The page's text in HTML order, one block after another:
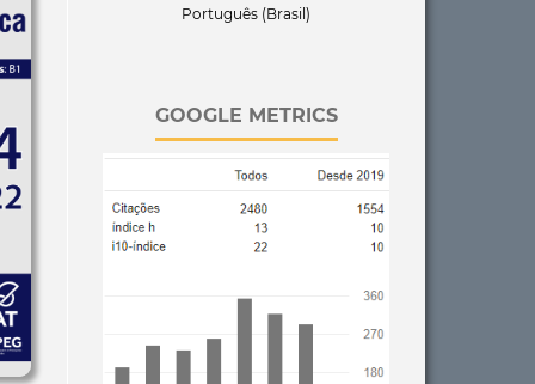
Português (Brasil)
GOOGLE METRICS